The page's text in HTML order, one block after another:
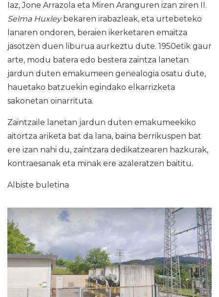
Iaz, Jone Arrazola eta Miren Aranguren izan ziren II.
Selma Huxleybekaren irabazleak, eta urtebeteko
lanaren ondoren, beraien ikerketaren emaitza
jasotzen duen liburua aurkeztu dute. 1950etik gaur
arte, modu batera edo bestera zaintza lanetan
jardun duten emakumeen genealogia osatu dute,
hauetako batzuekin egindako elkarrizketa
sakonetan oinarrituta.
Zaintzaile lanetan jardun duten emakumeekiko
aitortza ariketa bat da lana, baina berrikuspen bat
ere izan nahi du, zaintzara dedikatzearen hazkurak,
kontraesanak eta minak ere azaleratzen baititu.
Albiste buletina